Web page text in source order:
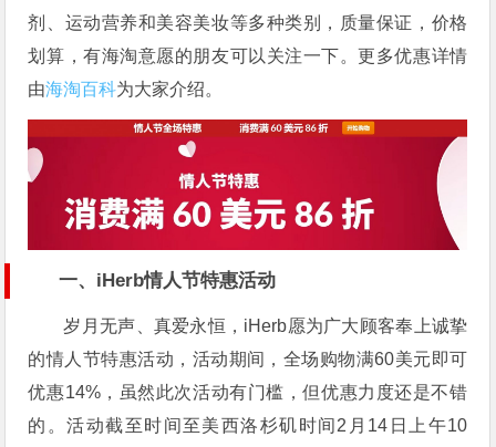
剂、运动营养和美容美妆等多种类别，质量保证，价格
划算，有海淘意愿的朋友可以关注一下。更多优惠详情
由海淘百科为大家介绍。
一、 iHerb情人节特惠活动
岁月无声、真爱永恒，iHerb愿为广大顾客奉上诚挚
的情人节特惠活动，活动期间，全场购物满60美元即可
优惠14%，虽然此次活动有门槛，但优惠力度还是不错
的。活动截至时间至美西洛杉矶时间2月14日上午10